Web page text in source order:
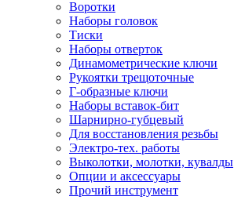
Воротки
Наборы головок
Тиски
Наборы отверток
Динамометрические ключи
Рукоятки трещоточные
Г-образные ключи
Наборы вставок-бит
Шарнирно-губцевый
Для восстановления резьбы
Электро-тех. работы
Выколотки, молотки, кувалды
Опции и аксессуары
Прочий инструмент